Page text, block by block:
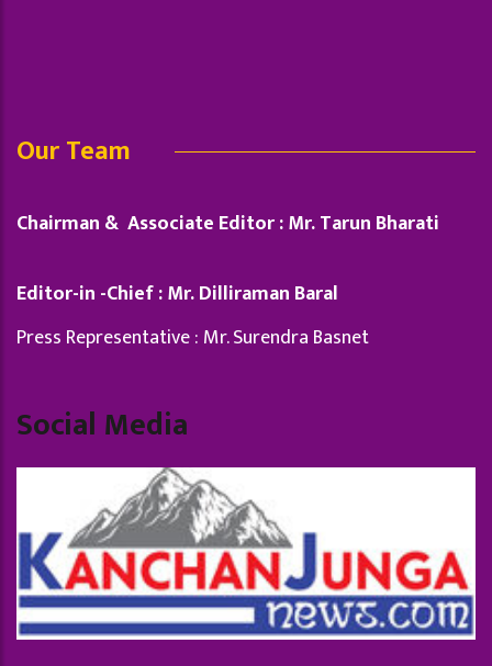
Our Team
Chairman & Associate Editor : Mr. Tarun Bharati
Editor-in -Chief : Mr. Dilliraman Baral
Press Representative : Mr. Surendra Basnet
Social Media